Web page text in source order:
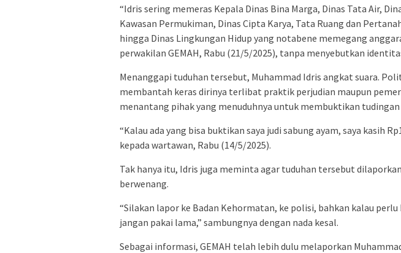
“Idris sering memeras Kepala Dinas Bina Marga, Dinas Tata Air,
Kawasan Permukiman, Dinas Cipta Karya, Tata Ruang dan
hingga Dinas Lingkungan Hidup yang notabene memegang
perwakilan GEMAH, Rabu (21/5/2025), tanpa menyebutkan
Menanggapi tuduhan tersebut, Muhammad Idris angkat suara.
membantah keras dirinya terlibat praktik perjudian maupun
menantang pihak yang menuduhnya untuk membuktikan
“Kalau ada yang bisa buktikan saya judi sabung ayam, saya kasih
kepada wartawan, Rabu (14/5/2025).
Tak hanya itu, Idris juga meminta agar tuduhan tersebut
berwenang.
“Silakan lapor ke Badan Kehormatan, ke polisi, bahkan kalau
jangan pakai lama,” sambungnya dengan nada kesal.
Sebagai informasi, GEMAH telah lebih dulu melaporkan